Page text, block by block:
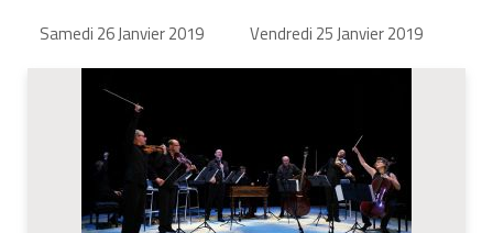
Samedi 26 Janvier 2019 Vendredi 25 Janvier 2019